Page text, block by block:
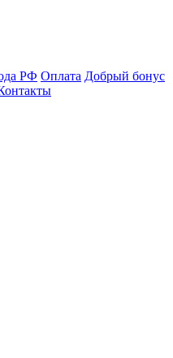
РФ Оплата Добрый бонус